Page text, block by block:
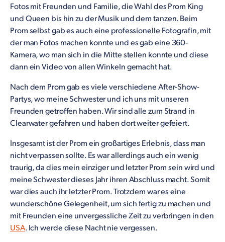
Fotos mit Freunden und Familie, die Wahl des Prom King
und Queen bis hin zu der Musik und dem tanzen. Beim
Prom selbst gab es auch eine professionelle Fotografin, mit
der man Fotos machen konnte und es gab eine 360-
Kamera, wo man sich in die Mitte stellen konnte und diese
dann ein Video von allen Winkeln gemacht hat.
Nach dem Prom gab es viele verschiedene After-Show-
Partys, wo meine Schwester und ich uns mit unseren
Freunden getroffen haben. Wir sind alle zum Strand in
Clearwater gefahren und haben dort weiter gefeiert.
Insgesamt ist der Prom ein großartiges Erlebnis, dass man
nicht verpassen sollte. Es war allerdings auch ein wenig
traurig, da dies mein einziger und letzter Prom sein wird und
meine Schwester dieses Jahr ihren Abschluss macht. Somit
war dies auch ihr letzter Prom. Trotzdem war es eine
wunderschöne Gelegenheit, um sich fertig zu machen und
mit Freunden eine unvergessliche Zeit zu verbringen in den
USA. Ich werde diese Nacht nie vergessen.